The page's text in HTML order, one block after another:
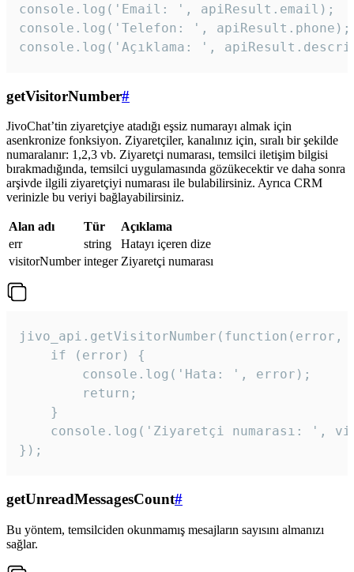
console.log('Email: ', apiResult.email);
console.log('Telefon: ', apiResult.phone);
console.log('Açıklama: ',
getVisitorNumber#
JivoChat’tin ziyaretçiye atadığı eşsiz numarayı almak için
asenkronize fonksiyon. Ziyaretçiler, kanalınız için, sıralı bir şekilde
numaralanır: 1,2,3 vb. Ziyaretçi numarası, temsilci iletişim bilgisi
bırakmadığında, temsilci uygulamasında gözükecektir ve daha sonra
arşivde ilgili ziyaretçiyi numarası ile bulabilirsiniz. Ayrıca CRM
verinizle bu veriyi bağlayabilirsiniz.
Alan adı Tür
Açıklama
err
string
Hatayı içeren dize
visitorNumber integer Ziyaretçi numarası
jivo_api.getVisitorNumber(function(error,
    if (error) {
        console.log('Hata: ', error);
        return;
    }
console.log('Ziyaretçi numarası: ',
});
getUnreadMessagesCount#
Bu yöntem, temsilciden okunmamış mesajların sayısını almanızı
sağlar.